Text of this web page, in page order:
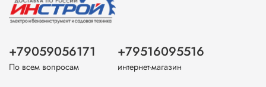
+79059056171
По всем вопросам
+79516095516
интернет-магазин